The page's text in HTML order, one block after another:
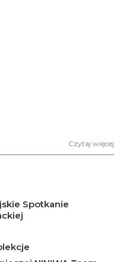
Czytaj więcej
Spotkanie